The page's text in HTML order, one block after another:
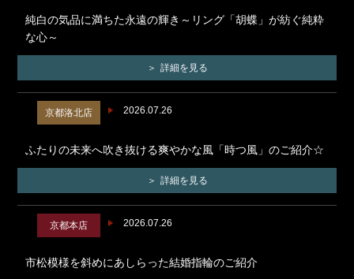
純白の気品に満ちた永遠の輝き～リング「胡蝶」が紡ぐ純粋
な心～
詳細を見る
2026.07.26
京都洛北店
ふたりの未来へ吹き抜ける爽やかな風「時つ風」のご紹介☆
詳細を見る
2026.07.26
京都本店
市松模様を斜めにあしらった結婚指輪のご紹介